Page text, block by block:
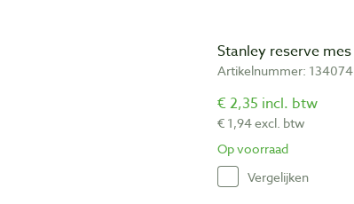
Stanley reserve mes
Artikelnummer: 134074
€ 2,35 incl. btw
€ 1,94 excl. btw
Op voorraad
Vergelijken